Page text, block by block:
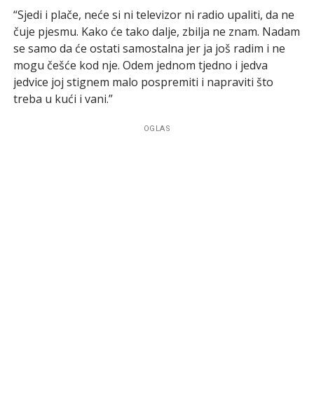
“Sjedi i plače, neće si ni televizor ni radio upaliti, da ne
čuje pjesmu. Kako će tako dalje, zbilja ne znam. Nadam
se samo da će ostati samostalna jer ja još radim i ne
mogu češće kod nje. Odem jednom tjedno i jedva
jedvice joj stignem malo pospremiti i napraviti što
treba u kući i vani.”
OGLAS